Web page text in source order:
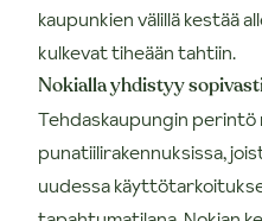
kaupunkien välillä kestää
kulkevat tiheään tahtiin.
Nokialla yhdistyy
Tehdaskaupungin perintö
punatiilirakennuksissa,
uudessa